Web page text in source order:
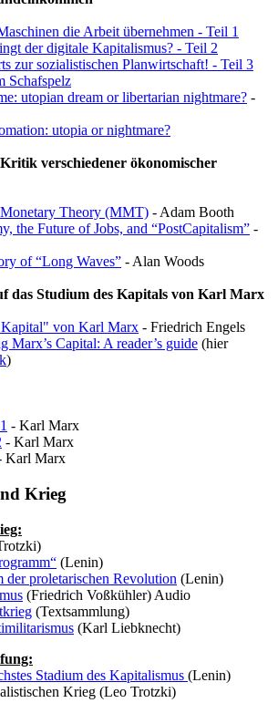
die Arbeit übernehmen - Teil 1
der digitale Kapitalismus? - Teil 2
zur sozialistischen Planwirtschaft! - Teil 3
Schafspelz
utopian dream or libertarian nightmare? -
utopia or nightmare?
verschiedener ökonomischer
Theory (MMT) - Adam Booth
the Future of Jobs, and “PostCapitalism” -
of “Long Waves” - Alan Woods
das Studium des Kapitals von Karl Marx
von Karl Marx - Friedrich Engels
Marx’s Capital: A reader’s guide (hier
)
- Karl Marx
- Karl Marx
Karl Marx
Krieg
(Lenin)
proletarischen Revolution (Lenin)
(Friedrich Voßkühler) Audio
(Textsammlung)
(Karl Liebknecht)
Stadium des Kapitalismus (Lenin)
Krieg (Leo Trotzki)